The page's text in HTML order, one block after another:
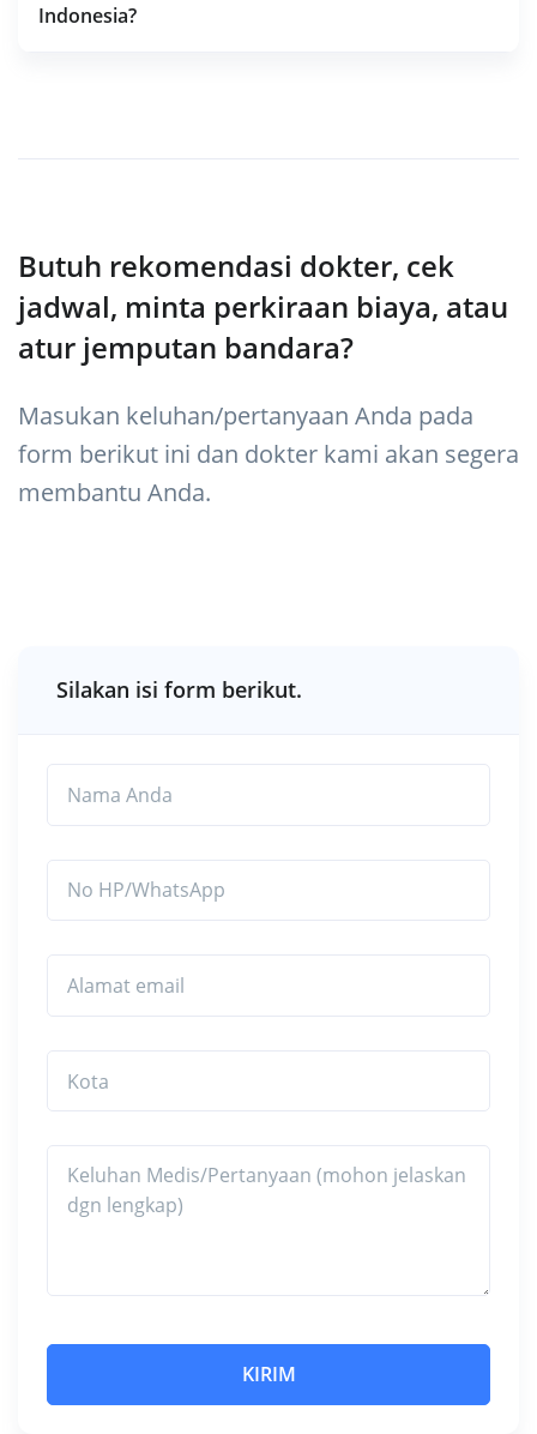
Indonesia?
Butuh rekomendasi dokter, cek
jadwal, minta perkiraan biaya, atau
atur jemputan bandara?
Masukan keluhan/pertanyaan Anda pada
form berikut ini dan dokter kami akan segera
membantu Anda.
Silakan isi form berikut.